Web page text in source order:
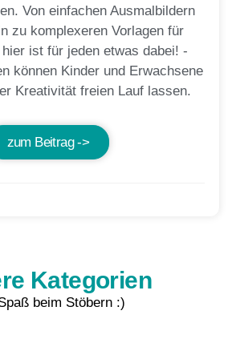
Von einfachen Ausmalbildern
zu komplexeren Vorlagen für
ist für jeden etwas dabei! -
können Kinder und Erwachsene
Kreativität freien Lauf lassen.
zum Beitrag ->
Kategorien
beim Stöbern :)